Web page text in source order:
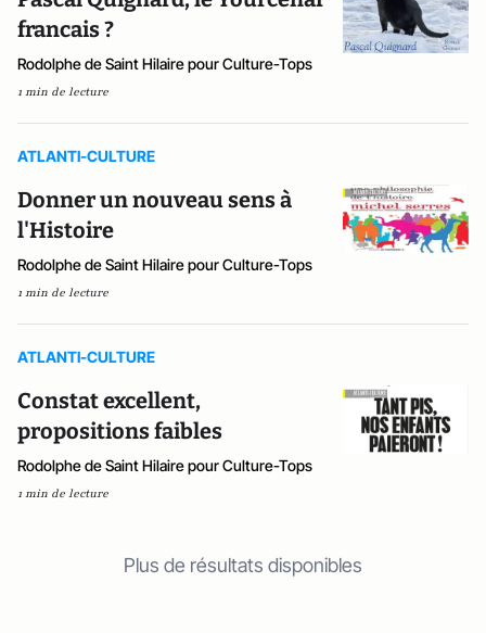
francais ?
Rodolphe de Saint Hilaire pour Culture-Tops
1 min de lecture
ATLANTI-CULTURE
Donner un nouveau sens à
l'Histoire
Rodolphe de Saint Hilaire pour Culture-Tops
1 min de lecture
ATLANTI-CULTURE
Constat excellent,
propositions faibles
Rodolphe de Saint Hilaire pour Culture-Tops
1 min de lecture
Plus de résultats disponibles